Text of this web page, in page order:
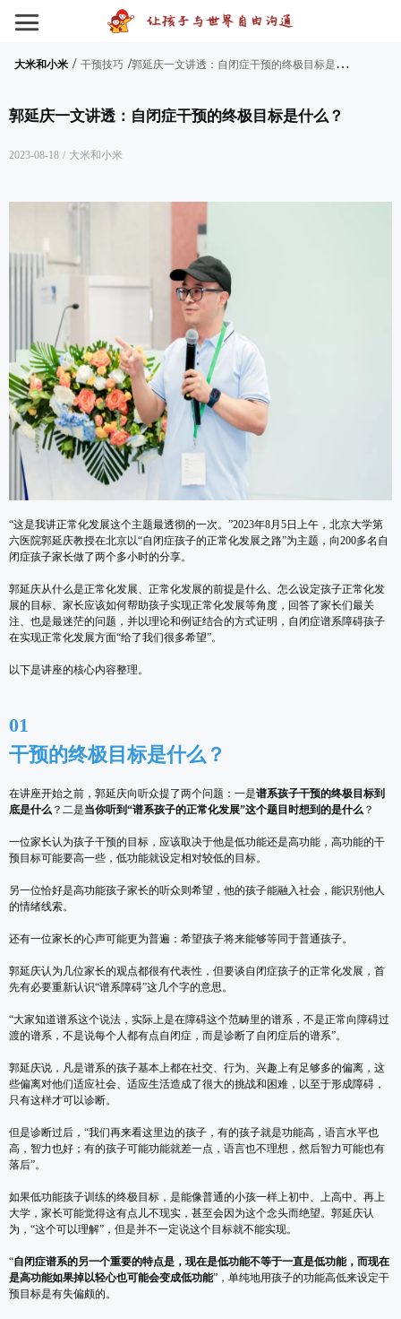
大米和小米 / 干预技巧 / 郭
延庆一文讲透：自闭症干预的终极目标是什么？
郭延庆一文讲透：自闭症干预的终极目标是什么？
2023-08-18 / 大米和小米
“这是我讲正常化发展这个主题最透彻的一次。”2023年8月5日上午，北京大学第
六医院郭延庆教授在北京以“自闭症孩子的正常化发展之路”为主题，向200多名自
闭症孩子家长做了两个多小时的分享。
郭延庆从什么是正常化发展、正常化发展的前提是什么、怎么设定孩子正常化发
展的目标、家长应该如何帮助孩子实现正常化发展等角度，回答了家长们最关
注、也是最迷茫的问题，并以理论和例证结合的方式证明，自闭症谱系障碍孩子
在实现正常化发展方面“给了我们很多希望”。
以下是讲座的核心内容整理。
01
干预的终极目标是什么？
在讲座开始之前，郭延庆向听众提了两个问题：一是谱系孩子干预的终极目标到
底是什么 ？二是当你听到“谱系孩子的正常化发展”这个题目时想到的是什么 ？
一位家长认为孩子干预的目标，应该取决于他是低功能还是高功能，高功能的干
预目标可能要高一些，低功能就设定相对较低的目标。
另一位恰好是高功能孩子家长的听众则希望，他的孩子能融入社会，能识别他人
的情绪线索。
还有一位家长的心声可能更为普遍：希望孩子将来能够等同于普通孩子。
郭延庆认为几位家长的观点都很有代表性，但要谈自闭症孩子的正常化发展，首
先有必要重新认识“谱系障碍”这几个字的意思。
“大家知道谱系这个说法，实际上是在障碍这个范畴里的谱系，不是正常向障碍过
渡的谱系，不是说每个人都有点自闭症，而是诊断了自闭症后的谱系”。
郭延庆说，凡是谱系的孩子基本上都在社交、行为、兴趣上有足够多的偏离，这
些偏离对他们适应社会、适应生活造成了很大的挑战和困难，以至于形成障碍，
只有这样才可以诊断。
但是诊断过后，“我们再来看这里边的孩子，有的孩子就是功能高，语言水平也
高，智力也好；有的孩子可能功能就差一点，语言也不理想，然后智力可能也有
落后”。
如果低功能孩子训练的终极目标，是能像普通的小孩一样上初中、上高中、再上
大学，家长可能觉得这有点儿不现实，甚至会因为这个念头而绝望。郭延庆认
为，“这个可以理解”，但是并不一定说这个目标就不能实现。
“自闭症谱系的另一个重要的特点是，现在是低功能不等于一直是低功能，而现在
是高功能如果掉以轻心也可能会变成低功能”，单纯地用孩子的功能高低来设定干
预目标是有失偏颇的。